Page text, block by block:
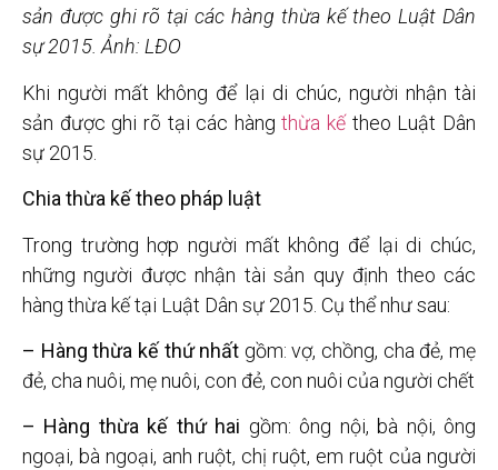
sản được ghi rõ tại các hàng thừa kế theo Luật Dân
sự 2015. Ảnh: LĐO
Khi người mất không để lại di chúc, người nhận tài
sản được ghi rõ tại các hàngthừa kếtheo Luật Dân
sự 2015.
Chia thừa kế theo pháp luật
Trong trường hợp người mất không để lại di chúc,
những người được nhận tài sản quy định theo các
hàng thừa kế tại Luật Dân sự 2015. Cụ thể như sau:
– Hàng thừa kế thứ nhất gồm: vợ, chồng, cha đẻ, mẹ
đẻ, cha nuôi, mẹ nuôi, con đẻ, con nuôi của người chết
– Hàng thừa kế thứ hai gồm: ông nội, bà nội, ông
ngoại, bà ngoại, anh ruột, chị ruột, em ruột của người